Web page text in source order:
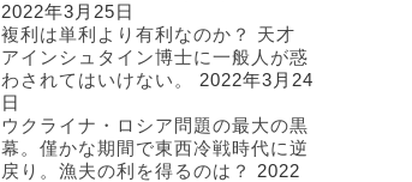
2022年3月25日
複利は単利より有利なのか？ 天才
アインシュタイン博士に一般人が惑
わされてはいけない。
2022年3月24
日
ウクライナ・ロシア問題の最大の黒
幕。僅かな期間で東西冷戦時代に逆
戻り。漁夫の利を得るのは？
2022